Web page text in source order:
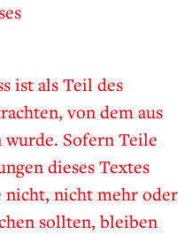
ist als Teil des
von dem aus
wurde. Sofern Teile
dieses Textes
nicht, nicht mehr oder
sollten, bleiben